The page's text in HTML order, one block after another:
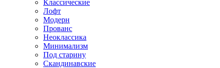
Классические
Лофт
Модерн
Прованс
Неоклассика
Минимализм
Под старину
Скандинавские